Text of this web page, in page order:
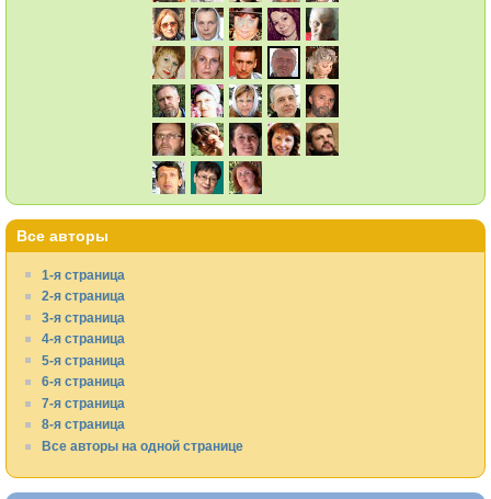
Все авторы
1-я страница
2-я страница
3-я страница
4-я страница
5-я страница
6-я страница
7-я страница
8-я страница
Все авторы на одной странице